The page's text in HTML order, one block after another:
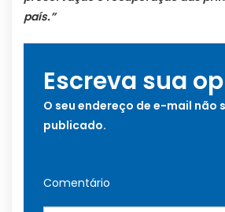
país.”
Escreva sua
O seu endereço de e-mail não
publicado.
Comentário